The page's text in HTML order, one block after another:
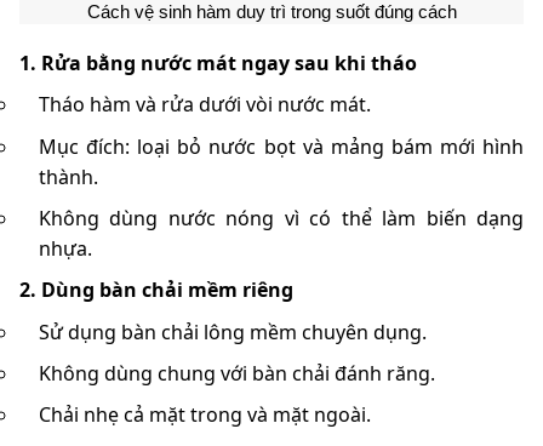
Cách vệ sinh hàm duy trì trong suốt đúng cách
1. Rửa bằng nước mát ngay sau khi tháo
Tháo hàm và rửa dưới vòi nước mát.
Mục đích: loại bỏ nước bọt và mảng bám mới hình
thành.
Không dùng nước nóng vì có thể làm biến dạng
nhựa.
2. Dùng bàn chải mềm riêng
Sử dụng bàn chải lông mềm chuyên dụng.
Không dùng chung với bàn chải đánh răng.
Chải nhẹ cả mặt trong và mặt ngoài.